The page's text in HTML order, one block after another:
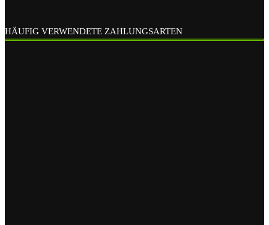
HÄUFIG VERWENDETE ZAHLUNGSARTEN